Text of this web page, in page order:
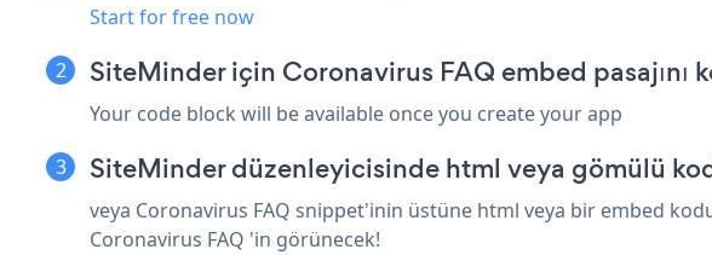
Start for free now
SiteMinder için Coronavirus FAQ embed pasajını
Your code block will be available once you create your app
SiteMinder düzenleyicisinde html veya gömülü
veya Coronavirus FAQ snippet'inin üstüne html veya bir embed
Coronavirus FAQ 'in görünecek!